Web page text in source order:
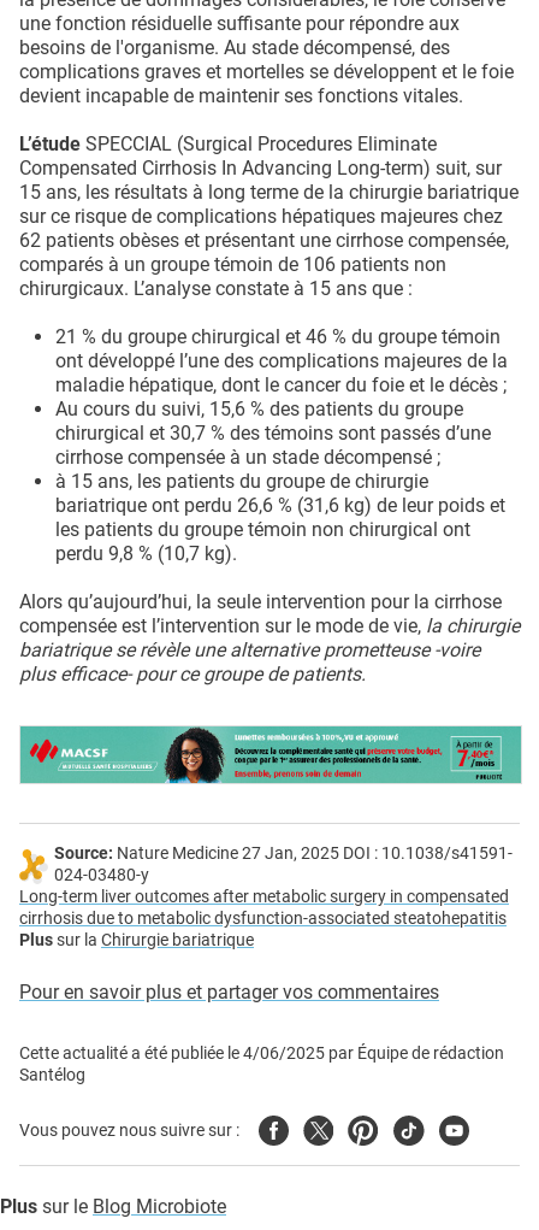
une fonction résiduelle suffisante pour répondre aux
besoins de l'organisme. Au stade décompensé, des
complications graves et mortelles se développent et le foie
devient incapable de maintenir ses fonctions vitales.
L’étude SPECCIAL (Surgical Procedures Eliminate
Compensated Cirrhosis In Advancing Long-term) suit, sur
15 ans, les résultats à long terme de la chirurgie bariatrique
sur ce risque de complications hépatiques majeures chez
62 patients obèses et présentant une cirrhose compensée,
comparés à un groupe témoin de 106 patients non
chirurgicaux. L’analyse constate à 15 ans que :
21 % du groupe chirurgical et 46 % du groupe témoin
ont développé l’une des complications majeures de la
maladie hépatique, dont le cancer du foie et le décès ;
Au cours du suivi, 15,6 % des patients du groupe
chirurgical et 30,7 % des témoins sont passés d’une
cirrhose compensée à un stade décompensé ;
à 15 ans, les patients du groupe de chirurgie
bariatrique ont perdu 26,6 % (31,6 kg) de leur poids et
les patients du groupe témoin non chirurgical ont
perdu 9,8 % (10,7 kg).
Alors qu’aujourd’hui, la seule intervention pour la cirrhose
compensée est l’intervention sur le mode de vie, la chirurgie
bariatrique se révèle une alternative prometteuse -voire
plus efficace- pour ce groupe de patients.
Source: Nature Medicine 27 Jan, 2025 DOI : 10.1038/s41591-
024-03480-y
Long-term liver outcomes after metabolic surgery in compensated
cirrhosis due to metabolic dysfunction-associated steatohepatitis
Plussur la Chirurgie bariatrique
Pour en savoir plus et partager vos commentaires
Cette actualité a été publiée le4/06/2025 par Équipe de rédaction
Santélog
Vous pouvez nous suivre sur : FacebookTwitterPinterest
TiktokYoutube
Plus sur le Blog Microbiote